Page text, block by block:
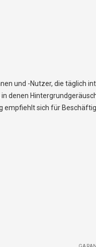
und -Nutzer, die täglich
sich für